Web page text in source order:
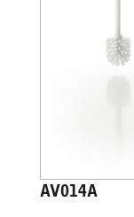
AV014A